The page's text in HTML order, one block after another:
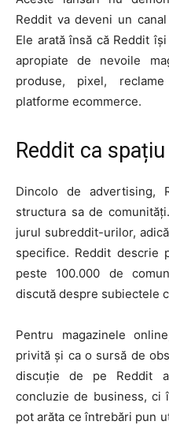
Reddit va deveni un
Ele arată însă că Reddit
apropiate de nevoile
produse, pixel,
platforme ecommerce.
Reddit ca
Dincolo de advertising,
structura sa de
jurul subreddit-urilor,
specifice. Reddit descrie
peste 100.000 de
discută despre subiectele
Pentru magazinele
privită și ca o sursă de
discuție de pe Reddit
concluzie de business, ci
pot arăta ce întrebări pun